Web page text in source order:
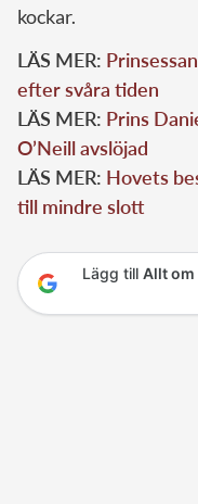
kockar.
LÄS MER:
efter svåra tiden
LÄS MER: Prins
O’Neill avslöjad
LÄS MER: Hovets
till mindre slott
Lägg till Allt